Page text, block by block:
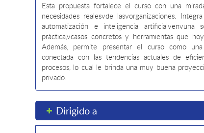
Esta propuesta fortalece el curso con una
necesidades realesvde lasvorganizaciones.
automatización e inteligencia
práctica,vcasos concretos y herramientas que
Además, permite presentar el curso como
conectada con las tendencias actuales de
procesos, lo cual le brinda una muy buena
privado.
Dirigido a